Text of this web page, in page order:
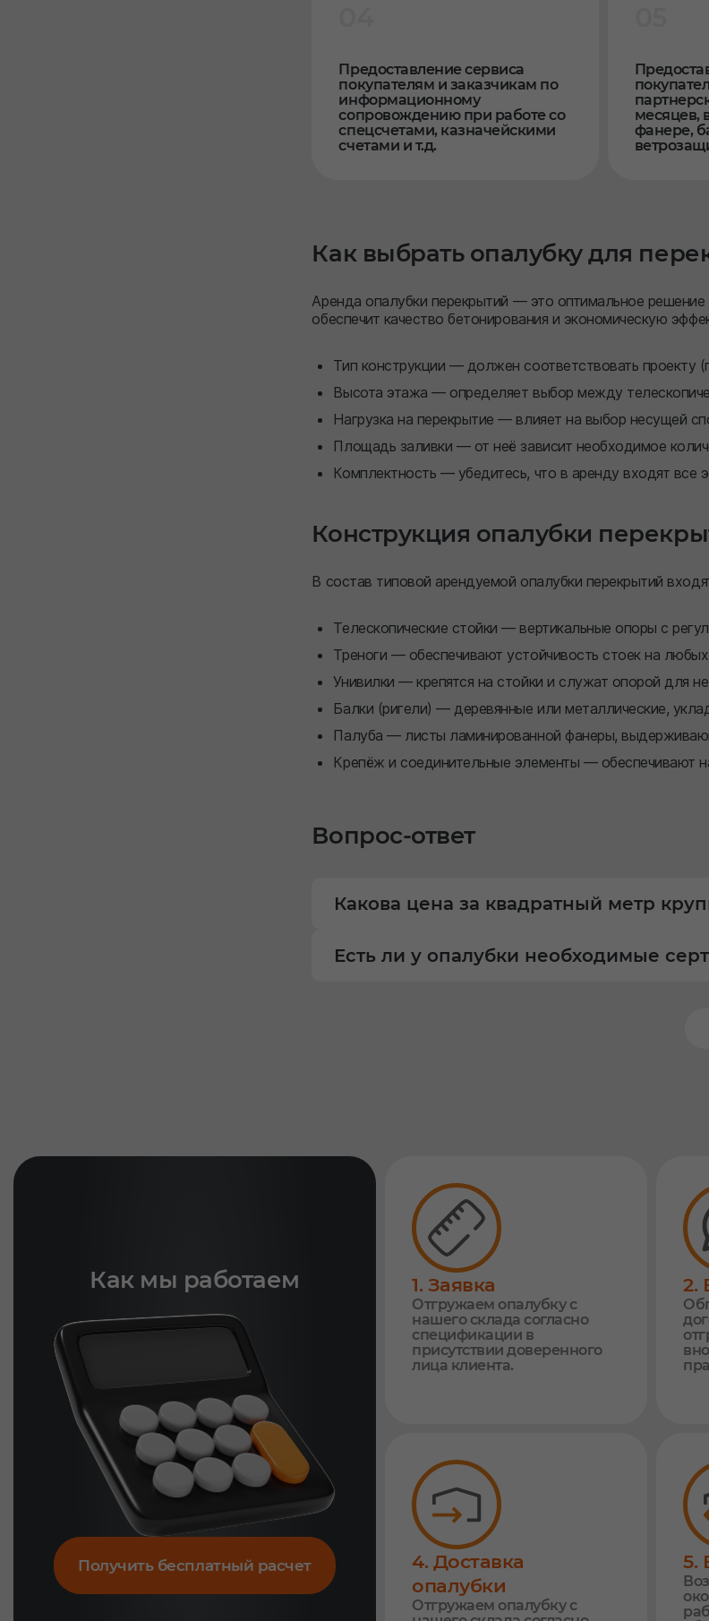
Предоставление сервиса
покупателям и заказчикам по
информационному
сопровождению при работе со
спецсчетами, казначейскими
счетами и т.д.
месяцев,
фанере,
Как выбрать опалубку для
Аренда опалубки перекрытий — это оптимальное
обеспечит качество бетонирования и экономическую
Тип конструкции — должен соответствовать проекту
Высота этажа — определяет выбор между
Нагрузка на перекрытие — влияет на выбор несущей
Площадь заливки — от неё зависит необходимое
Комплектность — убедитесь, что в аренду входят все
Конструкция опалубки
В состав типовой арендуемой опалубки перекрытий
Телескопические стойки — вертикальные опоры с
Треноги — обеспечивают устойчивость стоек на
Унивилки — крепятся на стойки и служат опорой для
Балки (ригели) — деревянные или металлические,
Палуба — листы ламинированной фанеры,
Крепёж и соединительные элементы — обеспечивают
Вопрос-ответ
Какова цена за квадратный метр
Есть ли у опалубки необходимые
Как мы работаем
Получить бесплатный расчет
1. Заявка
Отгружаем опалубку с
нашего склада согласно
спецификации в
присутствии доверенного
лица клиента.
2.
4. Доставка
опалубки
Отгружаем опалубку с
5.